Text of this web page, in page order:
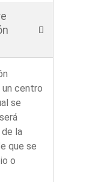
centro
se
la
que se
o